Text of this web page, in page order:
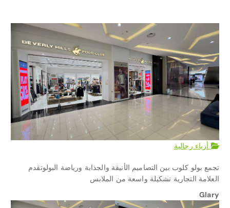
أزياء رجالية
تجمع بولو كلوب بين التصاميم الأنيقة والجذابة ورياضة البولوتقدم
العلامة التجارية تشكيلة واسعة من الملابس
Glary